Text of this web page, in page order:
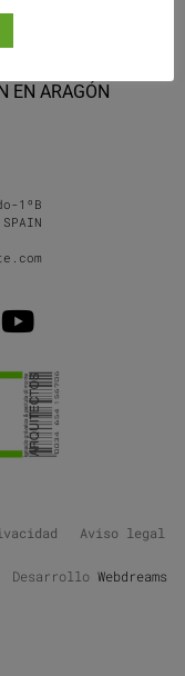
EN ARAGÓN
1ºB
Aviso legal
Desarrollo Webdreams